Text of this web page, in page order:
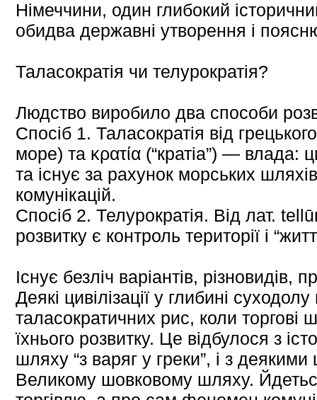
Німеччини, один глибокий
обидва державні утворення і
Таласократія чи телурократія?
Людство виробило два способи
Спосіб 1. Таласократія від
море) та κρατία (“кратіа”) — влада:
та існує за рахунок морських
комунікацій.
Спосіб 2. Телурократія. Від лат.
розвитку є контроль території і
Існує безліч варіантів, різновидів,
Деякі цивілізації у глибині
таласократичних рис, коли
їхнього розвитку. Це відбулося з
шляху “з варяг у греки”, і з деякими
Великому шовковому шляху.